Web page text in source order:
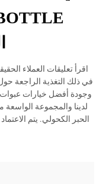
في ذلك التغذية الراجعة حول
وجودة أفضل خيارات عبوات